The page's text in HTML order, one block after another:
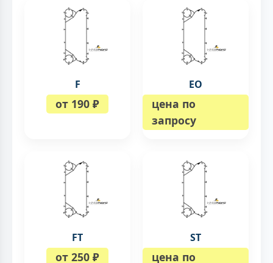
F
от 190 ₽
EO
цена по
запросу
FT
от 250 ₽
ST
цена по